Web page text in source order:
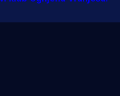
zadovoljan: Evo
o transferu